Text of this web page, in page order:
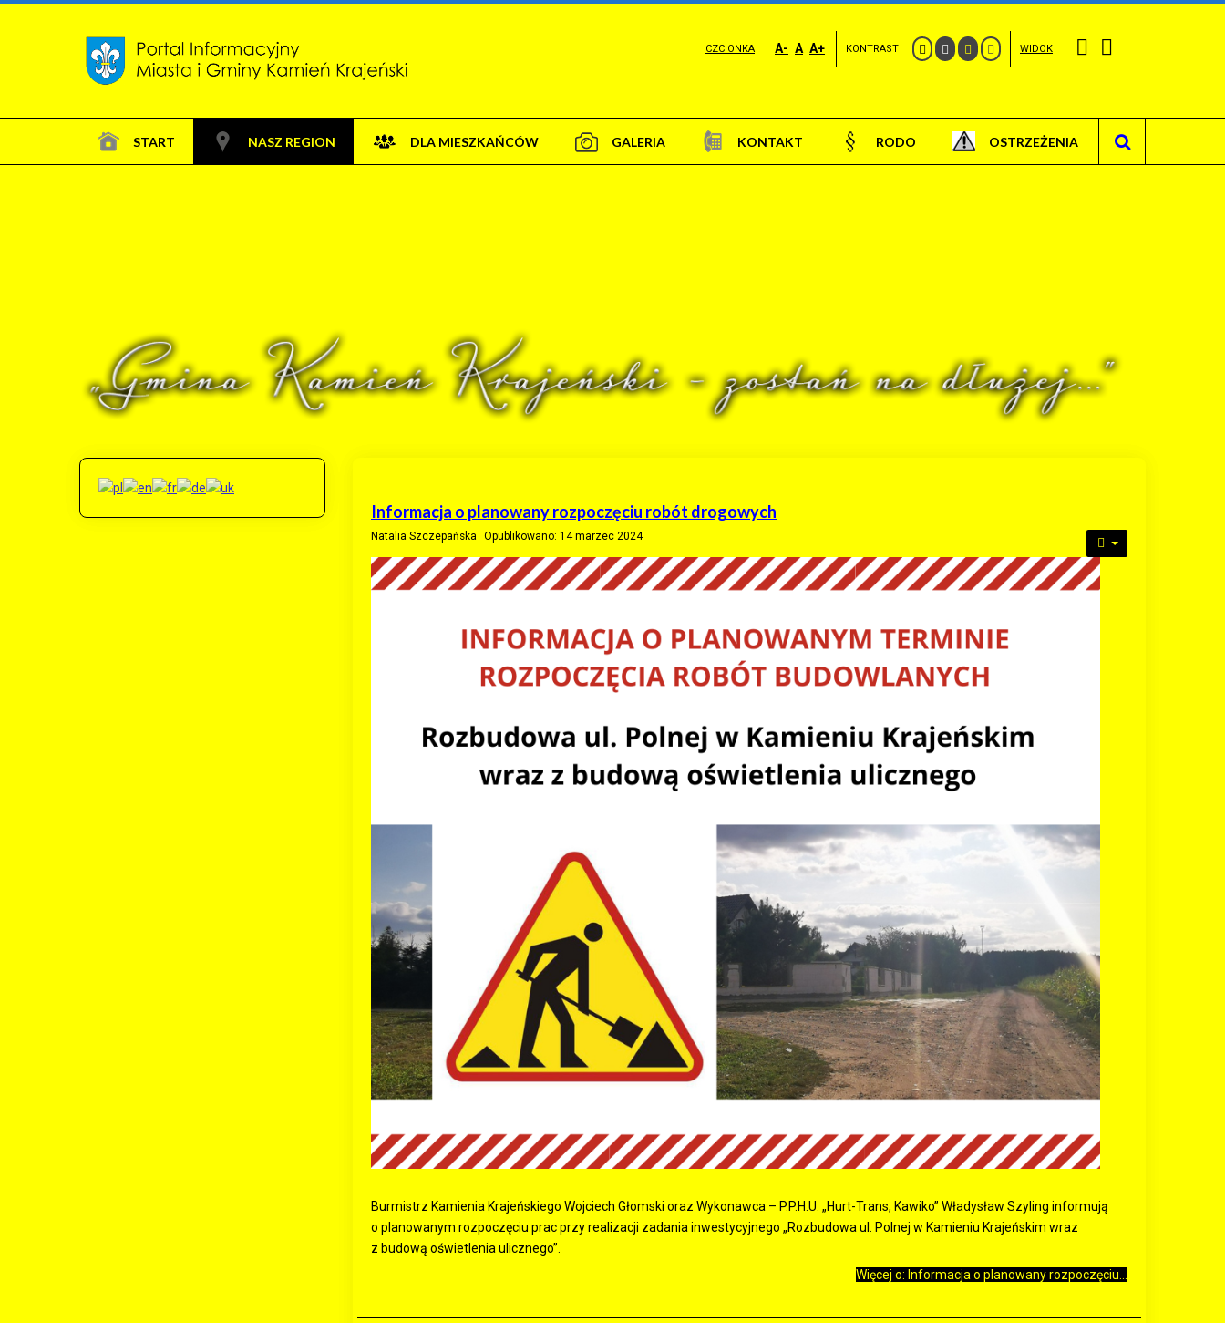
CZCIONKA A- A A+ KONTRAST WIDOK
START NASZ REGION DLA MIESZKAŃCÓW GALERIA KONTAKT RODO OSTRZEŻENIA
Informacja o planowany rozpoczęciu robót drogowych
Natalia Szczepańska Opublikowano: 14 marzec 2024
Burmistrz Kamienia Krajeńskiego Wojciech Głomski oraz Wykonawca – P.P.H.U. „Hurt-Trans, Kawiko” Władysław Szyling informują
o planowanym rozpoczęciu prac przy realizacji zadania inwestycyjnego „Rozbudowa ul. Polnej w Kamieniu Krajeńskim wraz
z budową oświetlenia ulicznego”.
Więcej o: Informacja o planowany rozpoczęciu...